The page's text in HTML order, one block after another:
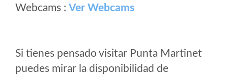
Webcams : Ver Webcams
Si tienes pensado visitar Punta Martinet
puedes mirar la disponibilidad de